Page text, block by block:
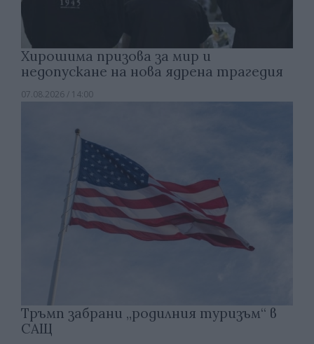
Хирошима призова за мир и
недопускане на нова ядрена трагедия
07.08.2026 / 14:00
Тръмп забрани „родилния туризъм“ в
САЩ